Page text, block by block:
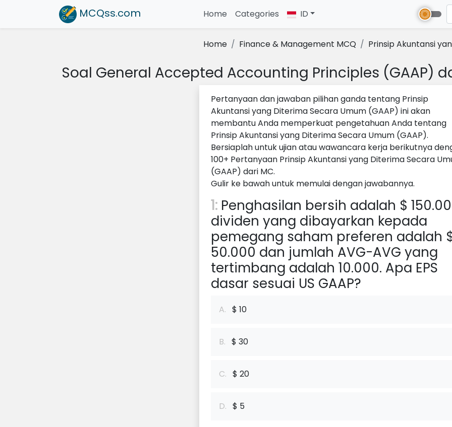
MCQss.com Home (current)
Categories ID
Home Finance & Management MCQ Prinsip Akuntansi
Soal General Accepted Accounting Principles (GAAP)
Pertanyaan dan jawaban pilihan ganda tentang Prinsip
Akuntansi yang Diterima Secara Umum (GAAP) ini akan
membantu Anda memperkuat pengetahuan Anda tentang
Prinsip Akuntansi yang Diterima Secara Umum (GAAP).
Bersiaplah untuk ujian atau wawancara kerja berikutnya
100+ Pertanyaan Prinsip Akuntansi yang Diterima Secara
(GAAP) dari MC.
Gulir ke bawah untuk memulai dengan jawabannya.
1: Penghasilan bersih adalah $
dividen yang dibayarkan kepada
pemegang saham preferen adalah
50.000 dan jumlah AVG-AVG yang
tertimbang adalah 10.000. Apa EPS
dasar sesuai US GAAP?
A. $ 10
B. $ 30
C. $ 20
D. $ 5